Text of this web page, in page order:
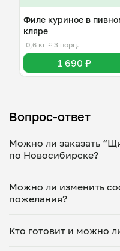
Филе куриное в
кляре
0,6 кг ≈ 3 порц.
1 690 ₽
Вопрос-ответ
Можно ли заказать
по Новосибирске?
Укажите удобное
домашнее блюдо в
минут. Статус заказа
кабинете, а с
Можно ли изменить
пожелания?
ваши предпочтения:
Кто готовит и можно